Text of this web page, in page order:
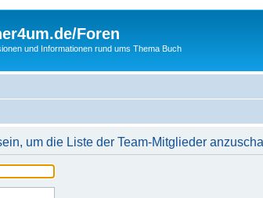
Foren
und Informationen rund ums Thema Buch
um die Liste der Team-Mitglieder